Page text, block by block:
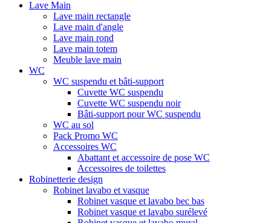
Lave Main
Lave main rectangle
Lave main d'angle
Lave main rond
Lave main totem
Meuble lave main
WC
WC suspendu et bâti-support
Cuvette WC suspendu
Cuvette WC suspendu noir
Bâti-support pour WC suspendu
WC au sol
Pack Promo WC
Accessoires WC
Abattant et accessoire de pose WC
Accessoires de toilettes
Robinetterie design
Robinet lavabo et vasque
Robinet vasque et lavabo bec bas
Robinet vasque et lavabo surélevé